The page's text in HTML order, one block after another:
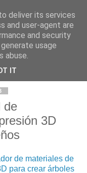
de
3D
de materiales de
para crear árboles
deliver its services
and user-agent are
and security
usage
abuse.
IT